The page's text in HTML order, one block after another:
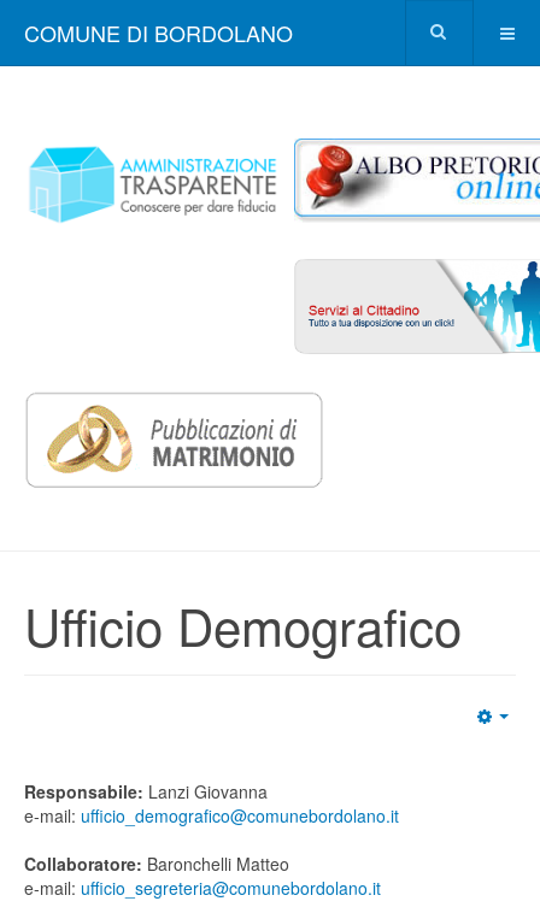
COMUNE DI BORDOLANO
Ufficio Demografico
Responsabile: Lanzi Giovanna
e-mail: ufficio_demografico@comunebordolano.it
Collaboratore: Baronchelli Matteo
e-mail: ufficio_segreteria@comunebordolano.it